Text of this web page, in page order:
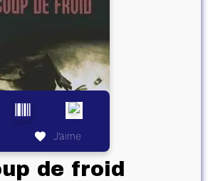
J’aime
de froid